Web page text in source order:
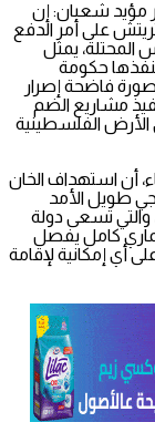
مؤيد شعبان: إن
على أمر الدفع
المحتلة، يمثل
حكومة
فاضحة إصرار
مشاريع الضم
الأرض الفلسطينية
أن استهداف الخان
طويل الأمد
تسعى دولة
كامل يفصل
أي إمكانية لإقامة